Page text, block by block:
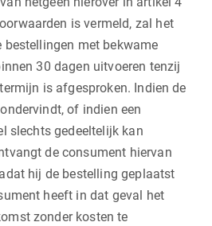
is vermeld, zal het
bestellingen met bekwame
30 dagen uitvoeren tenzij
is afgesproken. Indien de
of indien een
slechts gedeeltelijk kan
de consument hiervan
hij de bestelling geplaatst
heeft in dat geval het
zonder kosten te